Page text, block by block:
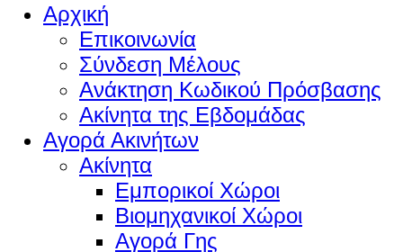
Αρχική
Επικοινωνία
Σύνδεση Μέλους
Ανάκτηση Κωδικού Πρόσβασης
Ακίνητα της Εβδομάδας
Αγορά Ακινήτων
Ακίνητα
Εμπορικοί Χώροι
Βιομηχανικοί Χώροι
Αγορά Γης